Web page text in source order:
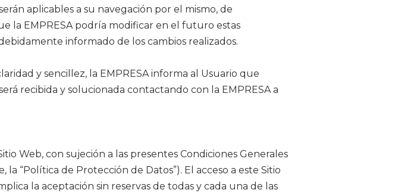
aplicables a su navegación por el mismo, de
la EMPRESA podría modificar en el futuro estas
informado de los cambios realizados.
y sencillez, la EMPRESA informa al Usuario que
recibida y solucionada contactando con la EMPRESA a
Web, con sujeción a las presentes Condiciones Generales
“Política de Protección de Datos”). El acceso a este Sitio
la aceptación sin reservas de todas y cada una de las